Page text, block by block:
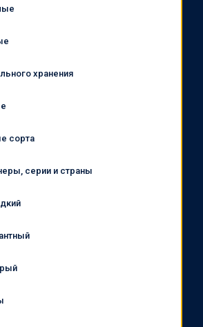
хранения
сорта
серии и страны